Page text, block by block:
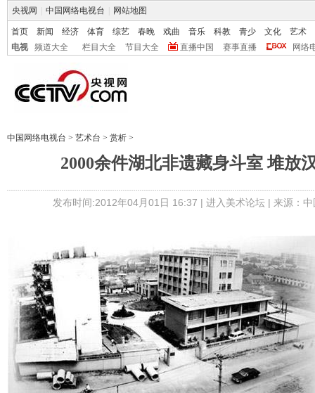
央视网 中国网络电视台 网站地图
首页 新闻 经济 体育 综艺 春晚 戏曲 音乐 科教 青少 文化
艺术
电视
频道大全 栏目大全 节目大全 直播中国 赛事直播 网络
中国网络电视台 > 艺术台 > 赏析 >
2000余件湖北非遗藏身斗室 堆放
发布时间:2012年04月01日 16:37 | 进入美术论坛| 来源：